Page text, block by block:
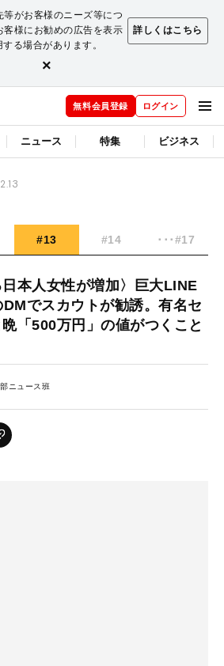
がお客様のニーズ等につ
様にお勧めの広告を表示
る場合があります。
詳しくはこちら
×
無料会員登録 ログイン
ニュース 特集 ビジネス
#13 #14 ･･･#17
日本人女性が増加〉巨大LINE
でスカウトが勧誘。有名セ
「500万円」の値がつくこと
ニュース班